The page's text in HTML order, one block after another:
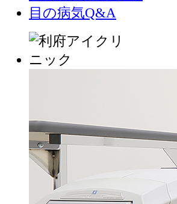
目の病気Q&A